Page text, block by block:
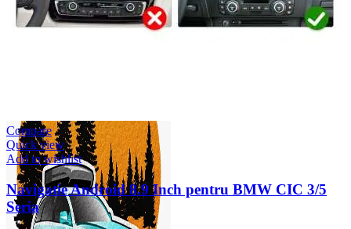
Compare
Quick view
Add to wishlist
Navigatie Android 8.9 Inch pentru BMW CIC 3/5
Seria